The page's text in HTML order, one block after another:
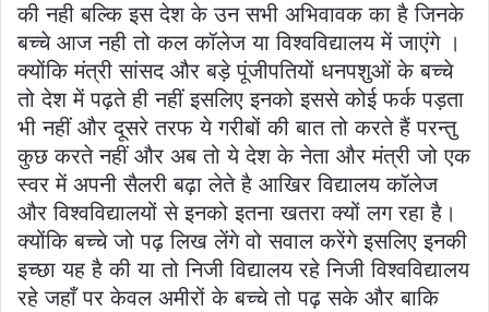
की नही बल्कि इस देश के उन सभी अभिवावक का है जिनके
बच्चे आज नही तो कल कॉलेज या विश्वविद्यालय में जाएंगे ।
क्योंकि मंत्री सांसद और बड़े पूंजीपतियों धनपशुओं के बच्चे
तो देश में पढ़ते ही नहीं इसलिए इनको इससे कोई फर्क पड़ता
भी नहीं और दूसरे तरफ ये गरीबों की बात तो करते हैं परन्तु
कुछ करते नहीं और अब तो ये देश के नेता और मंत्री जो एक
स्वर में अपनी सैलरी बढ़ा लेते है आखिर विद्यालय कॉलेज
और विश्वविद्यालयों से इनको इतना खतरा क्यों लग रहा है।
क्योंकि बच्चे जो पढ़ लिख लेंगे वो सवाल करेंगे इसलिए इनकी
इच्छा यह है की या तो निजी विद्यालय रहे निजी विश्वविद्यालय
रहे जहाँ पर केवल अमीरों के बच्चे तो पढ़ सके और बाकि